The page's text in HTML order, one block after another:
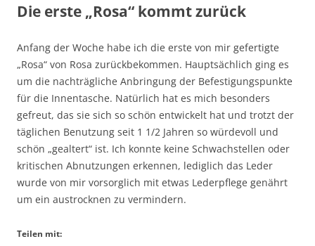
Die erste „Rosa“ kommt zurück
Anfang der Woche habe ich die erste von mir gefertigte
„Rosa“ von Rosa zurückbekommen. Hauptsächlich ging es
um die nachträgliche Anbringung der Befestigungspunkte
für die Innentasche. Natürlich hat es mich besonders
gefreut, das sie sich so schön entwickelt hat und trotzt der
täglichen Benutzung seit 1 1/2 Jahren so würdevoll und
schön „gealtert“ ist. Ich konnte keine Schwachstellen oder
kritischen Abnutzungen erkennen, lediglich das Leder
wurde von mir vorsorglich mit etwas Lederpflege genährt
um ein austrocknen zu vermindern.
Teilen mit: